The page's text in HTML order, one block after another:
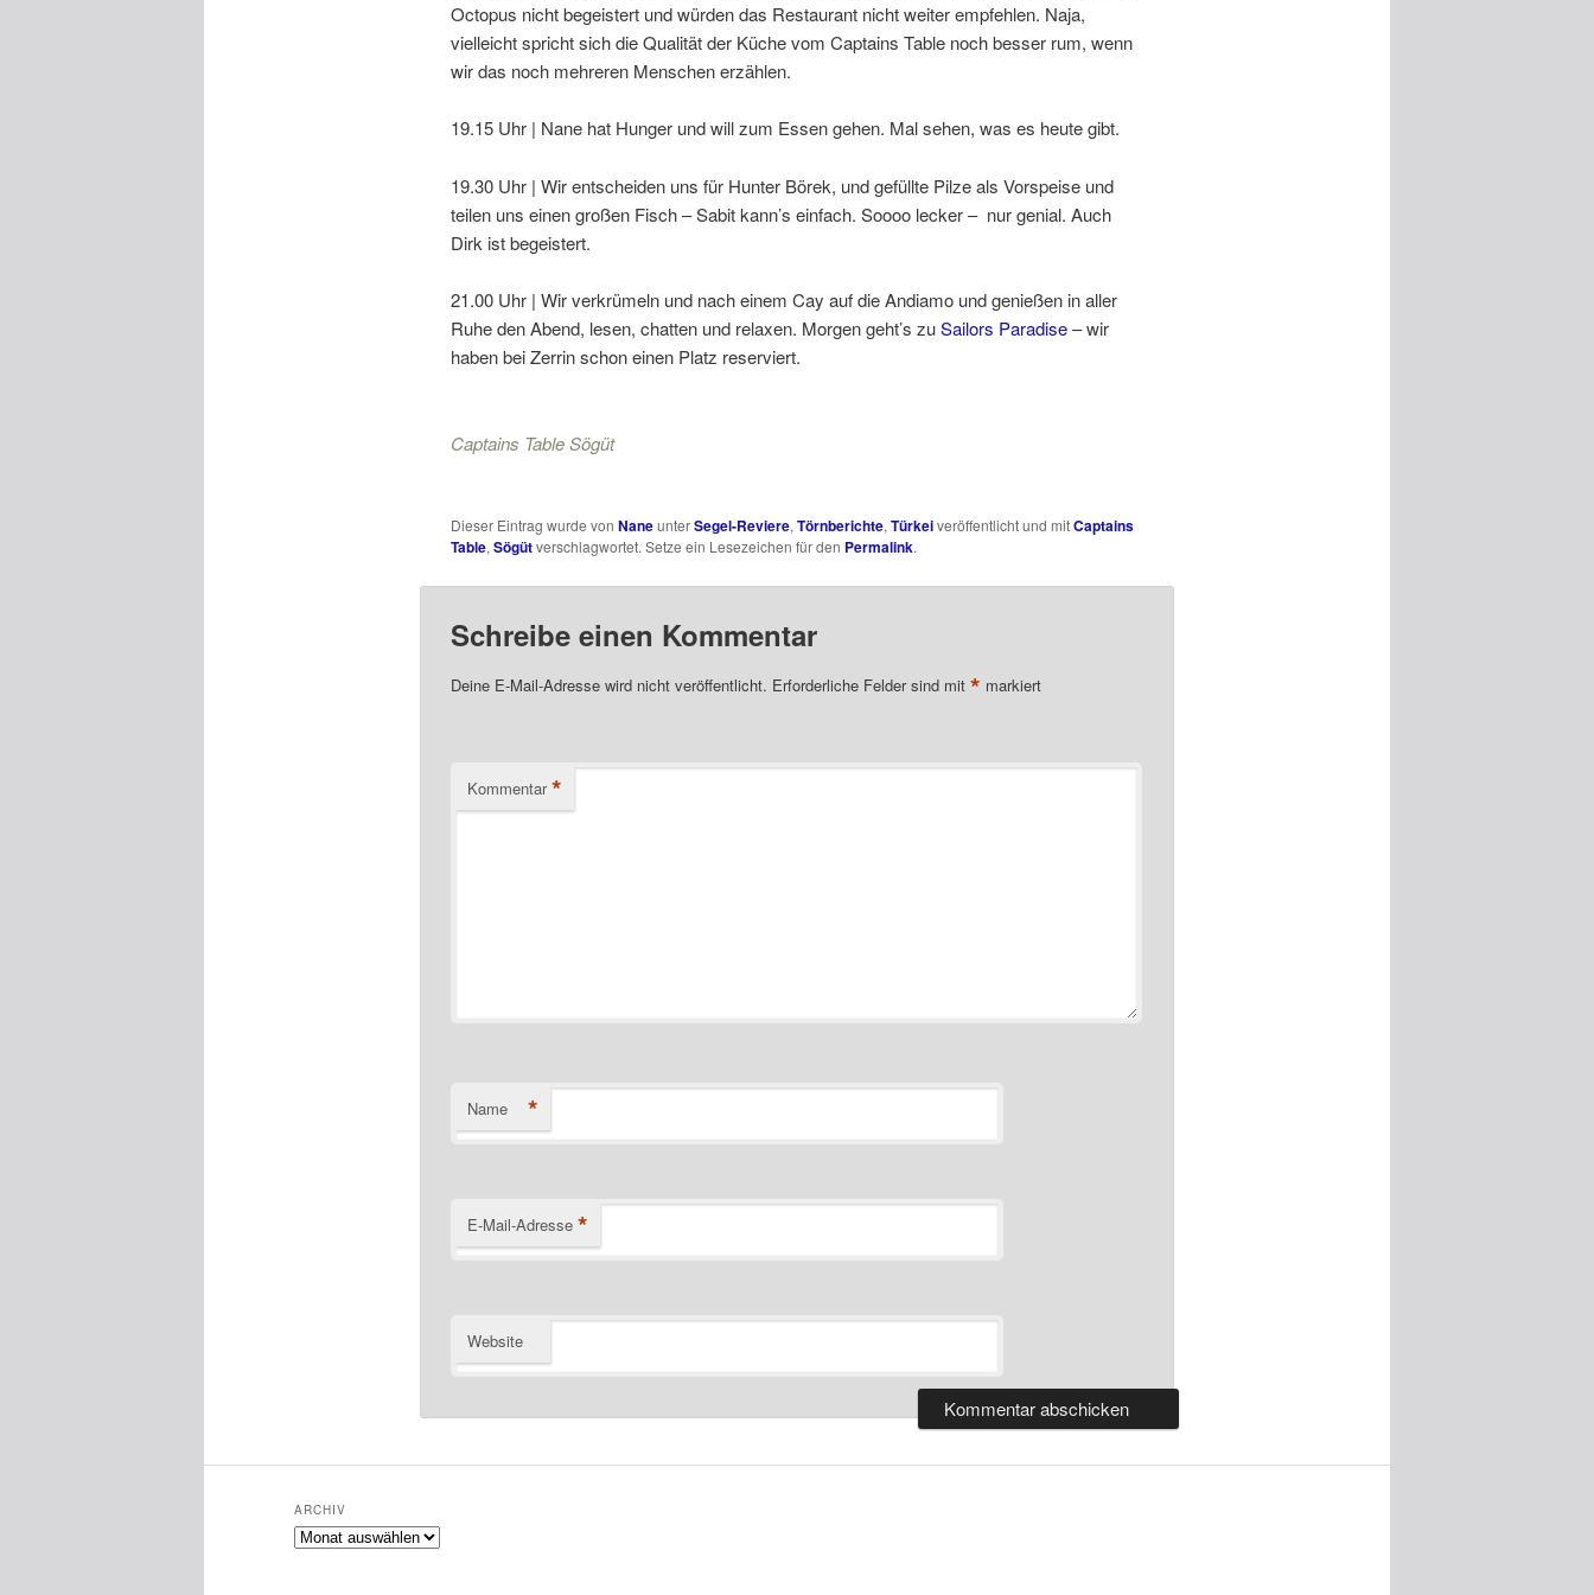
Octopus nicht begeistert und würden das Restaurant nicht weiter empfehlen. Naja,
vielleicht spricht sich die Qualität der Küche vom Captains Table noch besser rum, wenn
wir das noch mehreren Menschen erzählen.
19.15 Uhr | Nane hat Hunger und will zum Essen gehen. Mal sehen, was es heute gibt.
19.30 Uhr | Wir entscheiden uns für Hunter Börek, und gefüllte Pilze als Vorspeise und
teilen uns einen großen Fisch – Sabit kann’s einfach. Soooo lecker – nur genial. Auch
Dirk ist begeistert.
21.00 Uhr | Wir verkrümeln und nach einem Cay auf die Andiamo und genießen in aller
Ruhe den Abend, lesen, chatten und relaxen. Morgen geht’s zuSailors Paradise– wir
haben bei Zerrin schon einen Platz reserviert.
Captains Table Sögüt
Dieser Eintrag wurde von NaneunterSegel-Reviere, Törnberichte, Türkeiveröffentlicht und mitCaptains
Table, Sögütverschlagwortet. Setze ein Lesezeichen für den Permalink.
Schreibe einen Kommentar
Deine E-Mail-Adresse wird nicht veröffentlicht. Erforderliche Felder sind mit * markiert
Kommentar *
Name *
E-Mail-Adresse *
Website
ARCHIV
Archiv